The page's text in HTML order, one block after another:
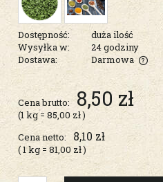
Dostępność:
duża ilość
Wysyłka w:
24 godziny
Dostawa:
Darmowa
Cena nie zawiera
Cena brutto: 8,50 zł
(1kg= 85,00 zł)
Cena netto:
8,10 zł
( 1kg = 81,00 zł)